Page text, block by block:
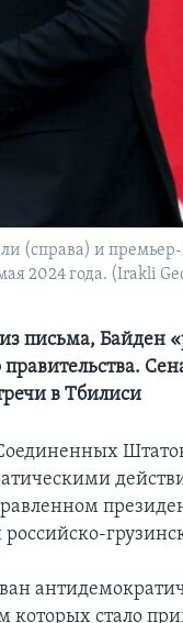
(справа) и
2024 года. (Irakli
из письма, Байден
правительства.
в Тбилиси
которых стало